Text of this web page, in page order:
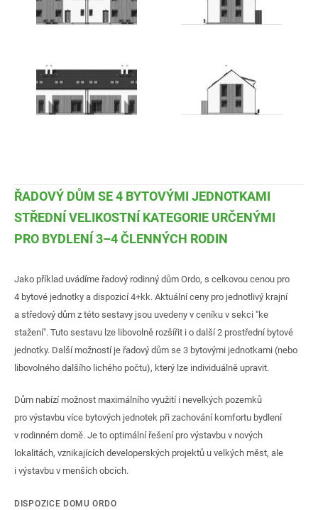
ŘADOVÝ DŮM SE 4 BYTOVÝMI JEDNOTKAMI
STŘEDNÍ VELIKOSTNÍ KATEGORIE URČENÝMI
PRO BYDLENÍ 3–4 ČLENNÝCH RODIN
Jako příklad uvádíme řadový rodinný dům Ordo, s celkovou cenou pro
4 bytové jednotky a dispozicí 4+kk. Aktuální ceny pro jednotlivý krajní
a středový dům z této sestavy jsou uvedeny v ceníku v sekci "ke
stažení". Tuto sestavu lze libovolně rozšířit i o další 2 prostřední bytové
jednotky. Další možností je řadový dům se 3 bytovými jednotkami (nebo
libovolného dalšího lichého počtu), který lze individuálně upravit.
Dům nabízí možnost maximálního využití i nevelkých pozemků
pro výstavbu více bytových jednotek při zachování komfortu bydlení
v rodinném domě. Je to optimální řešení pro výstavbu v nových
lokalitách, vznikajících developerských projektů u velkých měst, ale
i výstavbu v menších obcích.
DISPOZICE DOMU ORDO